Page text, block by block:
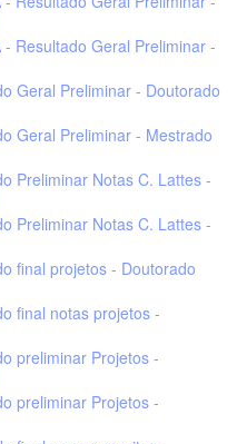
- Resultado Geral Preliminar -
Geral Preliminar - Doutorado
Geral Preliminar - Mestrado
Preliminar Notas C. Lattes -
Preliminar Notas C. Lattes -
final projetos - Doutorado
final notas projetos -
preliminar Projetos -
preliminar Projetos -